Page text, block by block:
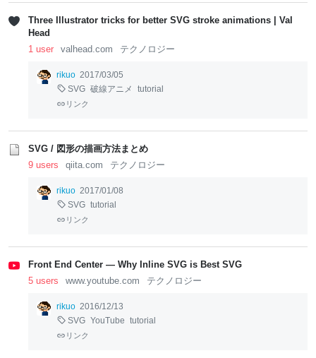
Three Illustrator tricks for better SVG stroke animations | Val
Head
1 user
valhead.com テクノロジー
rikuo 2017/03/05
SVG 破線アニメ tutorial
リンク
SVG / 図形の描画方法まとめ
9 users
qiita.com テクノロジー
rikuo 2017/01/08
SVG tutorial
リンク
Front End Center — Why Inline SVG is Best SVG
5 users
www.youtube.com テクノロジー
rikuo 2016/12/13
SVG YouTube tutorial
リンク